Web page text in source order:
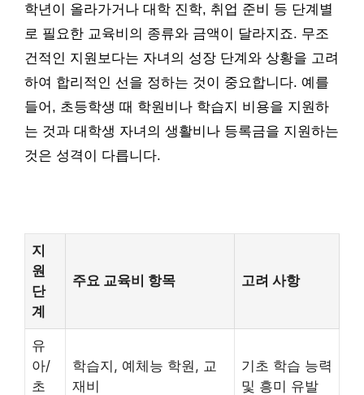
학년이 올라가거나 대학 진학, 취업 준비 등 단계별
로 필요한 교육비의 종류와 금액이 달라지죠. 무조
건적인 지원보다는 자녀의 성장 단계와 상황을 고려
하여 합리적인 선을 정하는 것이 중요합니다. 예를
들어, 초등학생 때 학원비나 학습지 비용을 지원하
는 것과 대학생 자녀의 생활비나 등록금을 지원하는
것은 성격이 다릅니다.
지
원
단
계
주요 교육비 항목 고려 사항
유
아/
초
학습지, 예체능 학원, 교
재비
기초 학습 능력
및 흥미 유발